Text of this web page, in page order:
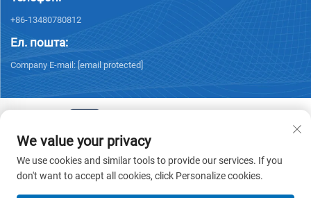
+86-13480780812
Ел. пошта:
Company E-mail: [email protected]
© 2026 Chisung Intelligence Technology (Shenzhen) Co., Limited. Всі
права захищені. - Політика конфіденційності
We value your privacy
We use cookies and similar tools to provide our services. If you
don't want to accept all cookies, click Personalize cookies.